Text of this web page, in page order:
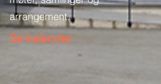
arrangement.
Se kalender